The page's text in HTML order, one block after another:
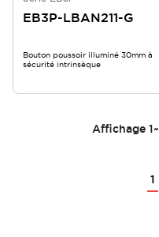
EB3P-LBAN211-G
Bouton poussoir illuminé 30mm à
sécurité intrinsèque
Affichage 1~
1